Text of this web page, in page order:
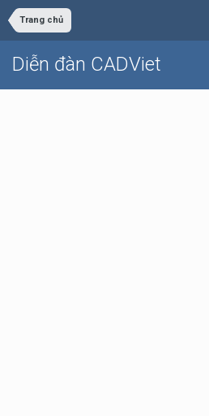
Trang chủ
Diễn đàn CADViet